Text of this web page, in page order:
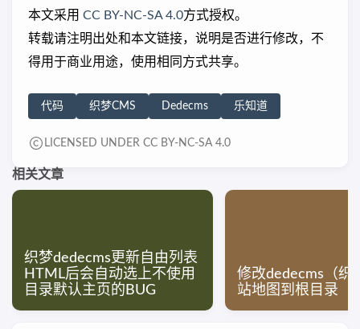
本文采用 CC BY-NC-SA 4.0方式授权。
转载请注明出处和本文链接，说明是否进行修改，不
得用于商业用途，使用相同方式共享。
代码 织梦CMS Dedecms 乐知道
LICENSED UNDER CC BY-NC-SA 4.0
相关文章
织梦dedecms更新自由列表
HTML后会自动选上不使用
目录默认主页的BUG
修改dedecms（织
站地图到根目录